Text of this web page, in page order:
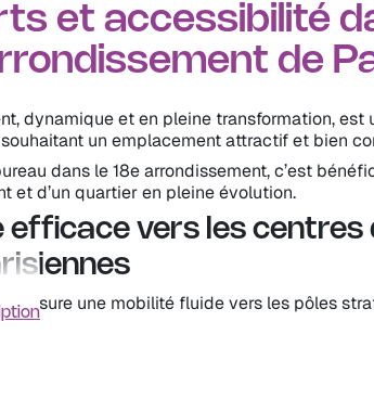
et accessibilité
de
dynamique et en pleine transformation,
un emplacement attractif et bien
dans le 18e arrondissement, c’est
et d’un quartier en pleine évolution.
efficace vers les centres
assure une mobilité fluide vers les pôles